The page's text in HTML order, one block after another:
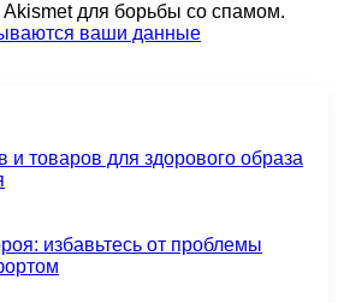
Akismet для борьбы со спамом.
ваши данные
и товаров для здорового образа
избавьтесь от проблемы